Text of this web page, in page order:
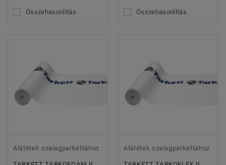
Összehasonlítás Összehasonlítás
Alátétek szalagparkettához Alátétek szalagparkettához